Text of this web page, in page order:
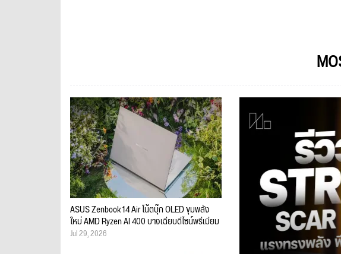
ASUS Zenbook 14 Air โน้ตบุ๊ก OLED ขุมพลัง
ใหม่ AMD Ryzen AI 400 บางเฉียบดีไซน์พรีเมียม
Jul 29, 2026